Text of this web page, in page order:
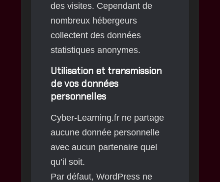
des visites. Cependant de
nombreux hébergeurs
collectent des données
statistiques anonymes.
Utilisation et transmission
de vos données
personnelles
Cyber-Learning.fr ne partage
aucune donnée personnelle
avec aucun partenaire quel
qu’il soit.
Par défaut, WordPress ne